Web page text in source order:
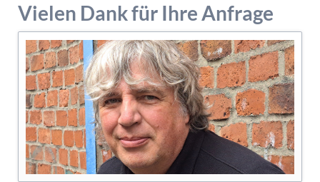
Vielen Dank für Ihre Anfrage